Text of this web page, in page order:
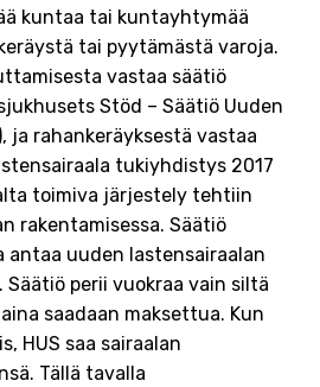
kuntaa tai kuntayhtymää
tai pyytämästä varoja.
vastaa säätiö
Stöd – Säätiö Uuden
ja rahankeräyksestä vastaa
tukiyhdistys 2017
toimiva järjestely tehtiin
rakentamisessa. Säätiö
antaa uuden lastensairaalan
Säätiö perii vuokraa vain siltä
saadaan maksettua. Kun
HUS saa sairaalan
Tällä tavalla